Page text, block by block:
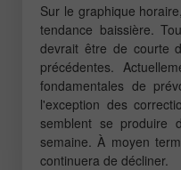
Sur le graphique
tendance baissière.
devrait être de courte
précédentes.
fondamentales de
l'exception des
semblent se produire
semaine. À moyen
continuera de décliner.